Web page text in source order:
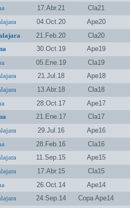
17.Abr.21
Cla21
04.Oct.20
Ape20
21.Feb.20
Cla20
30.Oct.19
Ape19
05.Ene.19
Cla19
21.Jul.18
Ape18
13.Abr.18
Cla18
28.Oct.17
Ape17
21.Ene.17
Cla17
29.Jul.16
Ape16
28.Feb.16
Cla16
11.Sep.15
Ape15
17.Abr.15
Cla15
26.Oct.14
Ape14
24.Sep.14
Copa Ape14